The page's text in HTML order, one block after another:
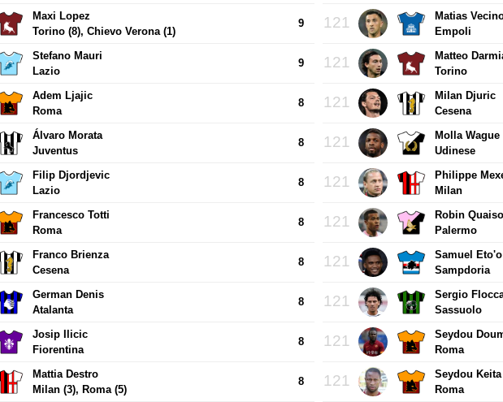
Maxi Lopez
Torino (8), Chievo Verona (1)
9
Stefano Mauri
Lazio
9
Adem Ljajic
Roma
8
Álvaro Morata
Juventus
8
Filip Djordjevic
Lazio
8
Francesco Totti
Roma
8
Franco Brienza
Cesena
8
German Denis
Atalanta
8
Josip Ilicic
Fiorentina
8
Mattia Destro
Milan (3), Roma (5)
8
121
Matias
Empoli
121
Matteo
Torino
121
Milan Djuric
Cesena
121
Molla Wague
Udinese
121
Philippe
Milan
121
Robin
Palermo
121
Samuel Eto'o
Sampdoria
121
Sergio
Sassuolo
121
Seydou
Roma
121
Seydou Keita
Roma